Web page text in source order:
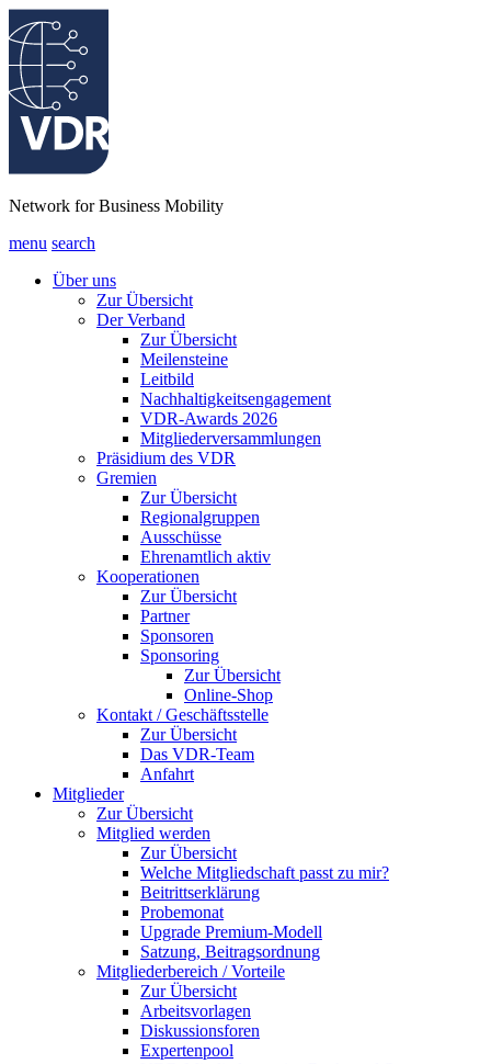
Network for Business Mobility
menu search
Über uns
Zur Übersicht
Der Verband
Zur Übersicht
Meilensteine
Leitbild
Nachhaltigkeitsengagement
VDR-Awards 2026
Mitgliederversammlungen
Präsidium des VDR
Gremien
Zur Übersicht
Regionalgruppen
Ausschüsse
Ehrenamtlich aktiv
Kooperationen
Zur Übersicht
Partner
Sponsoren
Sponsoring
Zur Übersicht
Online-Shop
Kontakt / Geschäftsstelle
Zur Übersicht
Das VDR-Team
Anfahrt
Mitglieder
Zur Übersicht
Mitglied werden
Zur Übersicht
Welche Mitgliedschaft passt zu mir?
Beitrittserklärung
Probemonat
Upgrade Premium-Modell
Satzung, Beitragsordnung
Mitgliederbereich / Vorteile
Zur Übersicht
Arbeitsvorlagen
Diskussionsforen
Expertenpool